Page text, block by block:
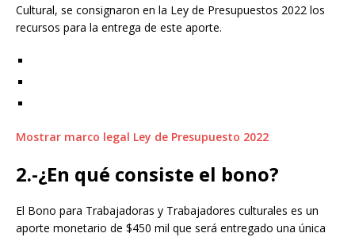
Cultural, se consignaron en la Ley de Presupuestos 2022 los
recursos para la entrega de este aporte.
Mostrar marco legal Ley de Presupuesto 2022
2.-¿En qué consiste el bono?
El Bono para Trabajadoras y Trabajadores culturales es un
aporte monetario de $450 mil que será entregado una única